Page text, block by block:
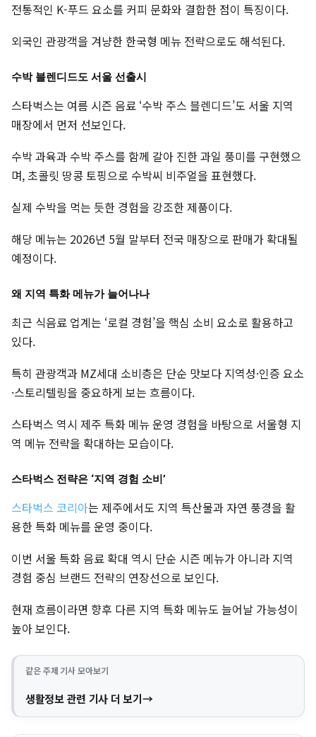
전통적인 K-푸드 요소를 커피 문화와 결합한 점이 특징이다.
외국인 관광객을 겨냥한 한국형 메뉴 전략으로도 해석된다.
수박 블렌디드도 서울 선출시
스타벅스는 여름 시즌 음료 ‘수박 주스 블렌디드’도 서울 지역
매장에서 먼저 선보인다.
수박 과육과 수박 주스를 함께 갈아 진한 과일 풍미를 구현했으
며, 초콜릿 땅콩 토핑으로 수박씨 비주얼을 표현했다.
실제 수박을 먹는 듯한 경험을 강조한 제품이다.
해당 메뉴는 2026년 5월 말부터 전국 매장으로 판매가 확대될
예정이다.
왜 지역 특화 메뉴가 늘어나나
최근 식음료 업계는 ‘로컬 경험’을 핵심 소비 요소로 활용하고
있다.
특히 관광객과 MZ세대 소비층은 단순 맛보다 지역성·인증 요소
·스토리텔링을 중요하게 보는 흐름이다.
스타벅스 역시 제주 특화 메뉴 운영 경험을 바탕으로 서울형 지
역 메뉴 전략을 확대하는 모습이다.
스타벅스 전략은 ‘지역 경험 소비’
스타벅스 코리아는 제주에서도 지역 특산물과 자연 풍경을 활
용한 특화 메뉴를 운영 중이다.
이번 서울 특화 음료 확대 역시 단순 시즌 메뉴가 아니라 지역
경험 중심 브랜드 전략의 연장선으로 보인다.
현재 흐름이라면 향후 다른 지역 특화 메뉴도 늘어날 가능성이
높아 보인다.
같은 주제 기사 모아보기
생활정보 관련 기사 더 보기